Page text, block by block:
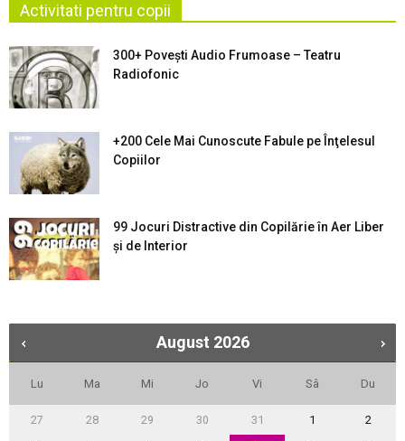
Activitati pentru copii
300+ Povești Audio Frumoase – Teatru
Radiofonic
+200 Cele Mai Cunoscute Fabule pe Înţelesul
Copiilor
99 Jocuri Distractive din Copilărie în Aer Liber
şi de Interior
August 2026
Lu Ma Mi Jo Vi Sâ Du
27 28 29 30 31 1 2